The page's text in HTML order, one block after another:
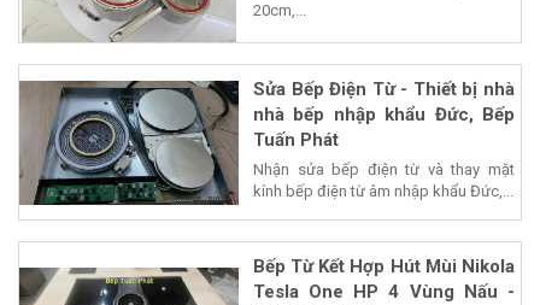
20cm,...
Sửa Bếp Điện Từ - Thiết bị nhà
nhà bếp nhập khẩu Đức, Bếp
Tuấn Phát
Nhận sửa bếp điện từ và thay mặt
kính bếp điện từ âm nhập khẩu Đức,...
Bếp Từ Kết Hợp Hút Mùi Nikola
Tesla One HP 4 Vùng Nấu -